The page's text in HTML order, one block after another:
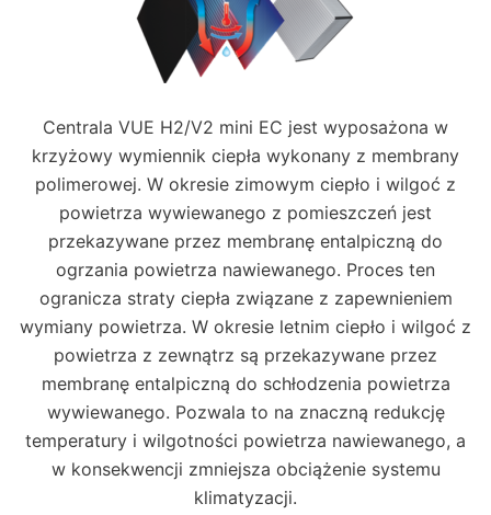
Centrala VUE H2/V2 mini EC jest wyposażona w
krzyżowy wymiennik ciepła wykonany z membrany
polimerowej. W okresie zimowym ciepło i wilgoć z
powietrza wywiewanego z pomieszczeń jest
przekazywane przez membranę entalpiczną do
ogrzania powietrza nawiewanego. Proces ten
ogranicza straty ciepła związane z zapewnieniem
wymiany powietrza. W okresie letnim ciepło i wilgoć z
powietrza z zewnątrz są przekazywane przez
membranę entalpiczną do schłodzenia powietrza
wywiewanego. Pozwala to na znaczną redukcję
temperatury i wilgotności powietrza nawiewanego, a
w konsekwencji zmniejsza obciążenie systemu
klimatyzacji.